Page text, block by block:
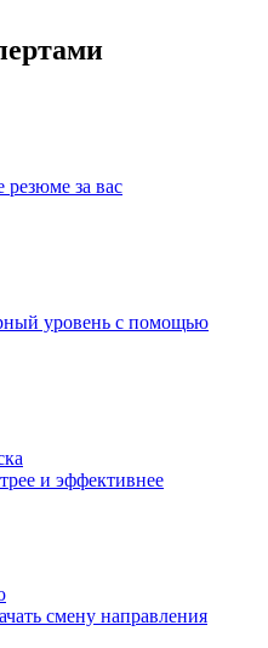
резюме за вас
уровень с помощью
и эффективнее
смену направления